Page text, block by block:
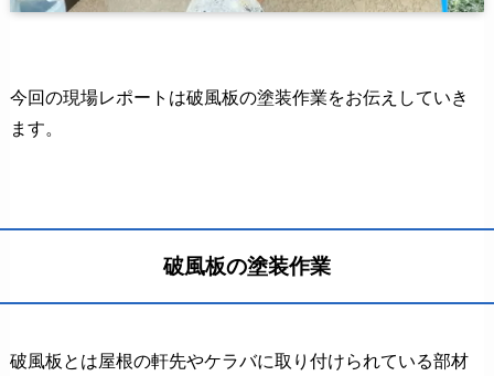
今回の現場レポートは破風板の塗装作業をお伝えしていき
ます。
破風板の塗装作業
破風板とは屋根の軒先やケラバに取り付けられている部材